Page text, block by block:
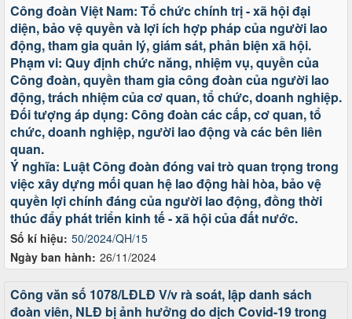
Số kí hiệu: 50/2024/QH/15
Ngày ban hành: 26/11/2024
Công đoàn Việt Nam: Tổ chức chính trị - xã hội đại
diện, bảo vệ quyền và lợi ích hợp pháp của người lao
động, tham gia quản lý, giám sát, phản biện xã hội.
Phạm vi: Quy định chức năng, nhiệm vụ, quyền của
Công đoàn, quyền tham gia công đoàn của người lao
động, trách nhiệm của cơ quan, tổ chức, doanh nghiệp.
Đối tượng áp dụng: Công đoàn các cấp, cơ quan, tổ
chức, doanh nghiệp, người lao động và các bên liên
quan.
Ý nghĩa: Luật Công đoàn đóng vai trò quan trọng trong
việc xây dựng mối quan hệ lao động hài hòa, bảo vệ
quyền lợi chính đáng của người lao động, đồng thời
thúc đẩy phát triển kinh tế - xã hội của đất nước.
Công văn số 1078/LĐLĐ V/v rà soát, lập danh sách
đoàn viên, NLĐ bị ảnh hưởng do dịch Covid-19 trong